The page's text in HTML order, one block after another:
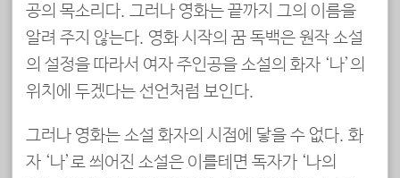
공의 목소리다. 그러나 영화는 끝까지 그의 이름을
알려 주지 않는다. 영화 시작의 꿈 독백은 원작 소설
의 설정을 따라서 여자 주인공을 소설의 화자 ‘나’의
위치에 두겠다는 선언처럼 보인다.
그러나 영화는 소설 화자의 시점에 닿을 수 없다. 화
자 ‘나’로 씌어진 소설은 이를테면 독자가 ‘나의